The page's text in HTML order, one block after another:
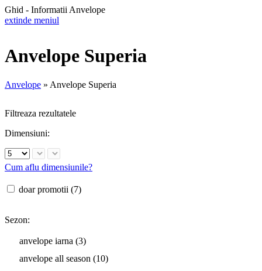
Ghid - Informatii Anvelope
extinde meniul
Anvelope Superia
Anvelope » Anvelope Superia
Filtreaza rezultatele
Dimensiuni:
Cum aflu dimensiunile?
doar promotii (7)
Sezon:
anvelope iarna (3)
anvelope all season (10)